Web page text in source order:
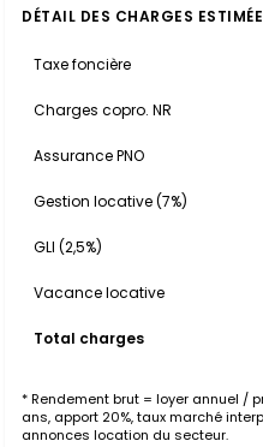
DÉTAIL DES CHARGES
Taxe foncière
Charges copro. NR
Assurance PNO
Gestion locative (7%)
GLI (2,5%)
Vacance locative
Total charges
* Rendement brut = loyer annuel /
ans, apport 20%, taux marché
annonces location du secteur.